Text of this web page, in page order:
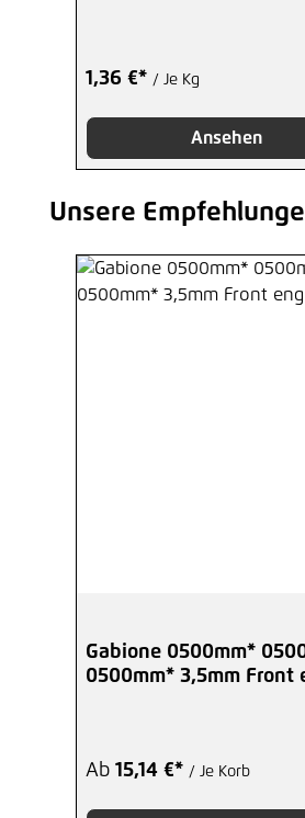
1,36 €* / Je Kg
Ansehen
Produktgalerie überspringen
Unsere
Gabione 0500mm*
0500mm* 3,5mm Front
Ab 15,14 €* / Je Korb